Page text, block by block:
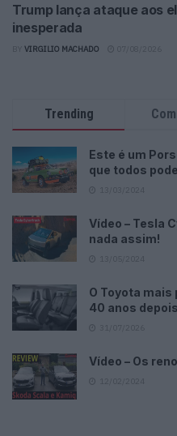
Trump lança ataque aos
inesperada
VIRGILIO MACHADO
Trending
Este é um
que todos
Vídeo – Tesla
nada assim!
O Toyota
40 anos depois
Vídeo – Os